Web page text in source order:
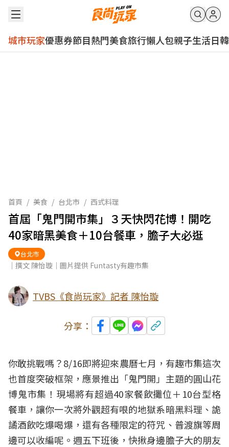
城市玩家優惠券節目熱門美食旅行懶人包親子生活日韓
首頁 / 美食 / 台北市 / 西式料理
首屆「鬼門開市集」３天快閃花博！開吃
40家暗黑美食＋10台餐車，膽子大必逛
台北市
｜撰文 陳怡璇｜圖片提供 Funtasty有趣市集
TVBS《食尚玩家》記者 陳怡璇
分享：
你敢挑戰嗎？8/16即將迎來農曆七月，有趣市集這次
也首度突破框架，應景推出「鬼門開」主題的圓山花
博鬼市集！現場將有超過40家餐飲攤位＋10台型格
餐車，讓你一次將外觀超有哏的地獄系暗黑料理、詭
譎酒飲吃爆喝爆，還有各種限定的符咒、普渡旗等周
邊可以收編呢。週五下班後，快揪身邊膽子大的朋友